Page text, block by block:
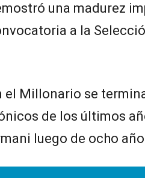
una madurez
a la
el Millonario se
de los últimos
luego de ocho